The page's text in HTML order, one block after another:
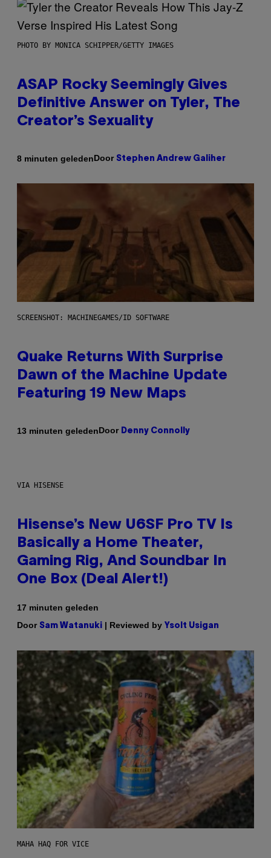
PHOTO BY MONICA SCHIPPER/GETTY IMAGES
ASAP Rocky Seemingly Gives
Definitive Answer on Tyler, The
Creator’s Sexuality
8 minuten geledenDoor Stephen Andrew Galiher
SCREENSHOT: MACHINEGAMES/ID SOFTWARE
Quake Returns With Surprise
Dawn of the Machine Update
Featuring 19 New Maps
13 minuten geledenDoor Denny Connolly
VIA HISENSE
Hisense’s New U6SF Pro TV Is
Basically a Home Theater,
Gaming Rig, And Soundbar In
One Box (Deal Alert!)
17 minuten geleden
Door Sam Watanuki | Reviewed by Ysolt Usigan
MAHA HAQ FOR VICE